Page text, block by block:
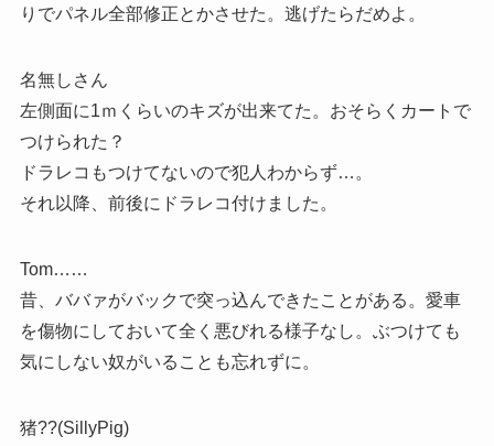
りでパネル全部修正とかさせた。逃げたらだめよ。
名無しさん
左側面に1ｍくらいのキズが出来てた。おそらくカートで
つけられた？
ドラレコもつけてないので犯人わからず…。
それ以降、前後にドラレコ付けました。
Tom……
昔、ババァがバックで突っ込んできたことがある。愛車
を傷物にしておいて全く悪びれる様子なし。ぶつけても
気にしない奴がいることも忘れずに。
猪??(SillyPig)